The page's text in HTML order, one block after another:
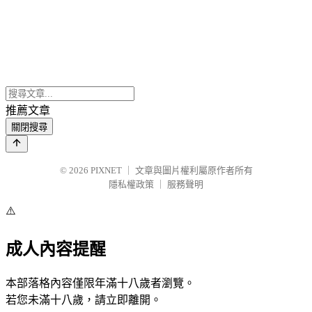
推薦文章
關閉搜尋
© 2026 PIXNET
文章與圖片權利屬原作者所有
隱私權政策
服務聲明
⚠️
成人內容提醒
本部落格內容僅限年滿十八歲者瀏覽。
若您未滿十八歲，請立即離開。